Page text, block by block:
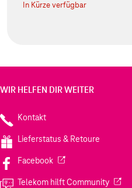
In Kürze verfügbar
WIR HELFEN DIR WEITER
Kontakt
Lieferstatus & Retoure
Facebook(Wird in einem neuen
Telekom hilft Community(Wird